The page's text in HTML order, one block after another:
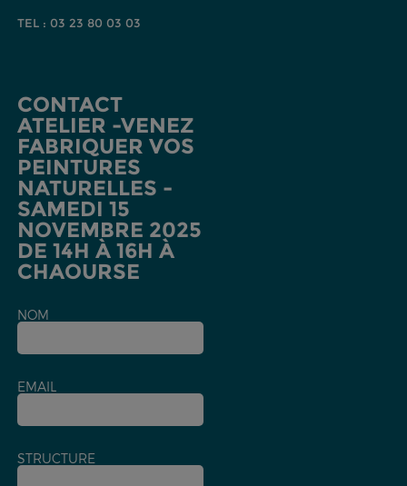
TEL : 03 23 80 03 03
CONTACT
ATELIER -VENEZ
FABRIQUER VOS
PEINTURES
NATURELLES -
SAMEDI 15
NOVEMBRE 2025
DE 14H À 16H À
CHAOURSE
NOM
EMAIL
STRUCTURE